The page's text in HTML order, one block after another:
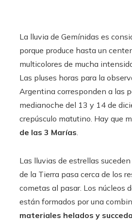
La lluvia de Gemínidas es
porque produce hasta un
multicolores de mucha
Las pluses horas para la
Argentina corresponden a las
medianoche del 13 y 14 de
crepúsculo matutino. Hay que
de las 3 Marías.
Las lluvias de estrellas
de la Tierra pasa cerca de los
cometas al pasar. Los núcleos
están formados por una
materiales helados y